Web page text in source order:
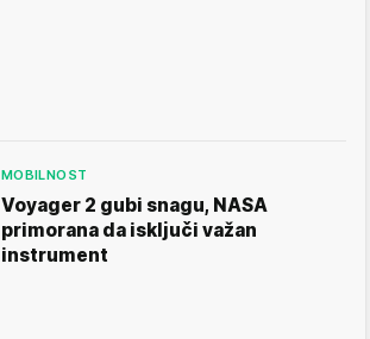
MOBILNOST
Voyager 2 gubi snagu, NASA
primorana da isključi važan
instrument